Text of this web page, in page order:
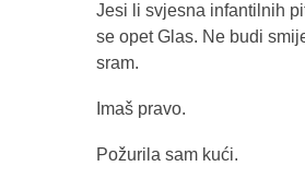
Jesi li svjesna infantilnih
se opet Glas. Ne budi
sram.
Imaš pravo.
Požurila sam kući.